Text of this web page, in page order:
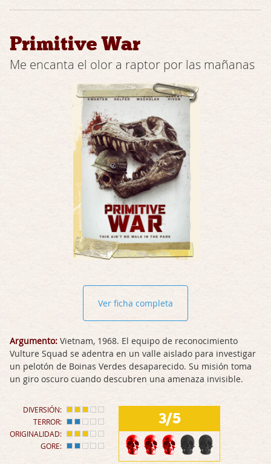
Primitive War
Me encanta el olor a raptor por las mañanas
Ver ficha completa
Argumento: Vietnam, 1968. El equipo de reconocimiento
Vulture Squad se adentra en un valle aislado para investigar
un pelotón de Boinas Verdes desaparecido. Su misión toma
un giro oscuro cuando descubren una amenaza invisible.
DIVERSIÓN:
TERROR:
ORIGINALIDAD:
GORE:
3/5